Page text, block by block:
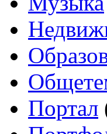
Портал